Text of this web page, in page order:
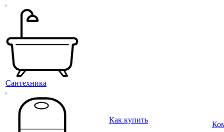
Сантехника
Как купить